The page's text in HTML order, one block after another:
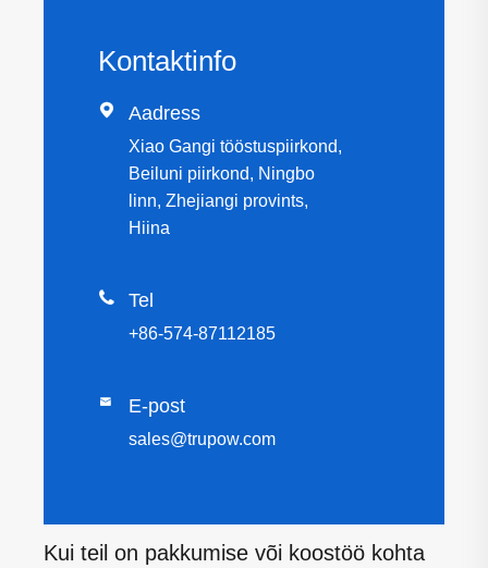
Kontaktinfo
 Aadress
Xiao Gangi tööstuspiirkond,
Beiluni piirkond, Ningbo
linn, Zhejiangi provints,
Hiina
 Tel
+86-574-87112185
 E-post
sales@trupow.com
Kui teil on pakkumise või koostöö kohta